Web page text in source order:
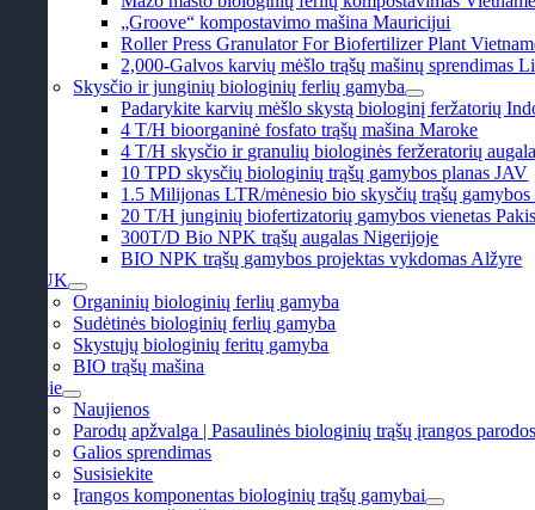
„Groove“ kompostavimo mašina Mauricijui
Roller Press Granulator For Biofertilizer Plant
2,000-Galvos karvių mėšlo trąšų mašinų sprendimas
Skysčio ir junginių biologinių ferlių gamyba
Padarykite karvių mėšlo skystą biologinį feržatorių
4 T/H bioorganinė fosfato trąšų mašina Maroke
4 T/H skysčio ir granulių biologinės feržeratorių
10 TPD skysčių biologinių trąšų gamybos planas JAV
1.5 Milijonas LTR/mėnesio bio skysčių trąšų
20 T/H junginių biofertizatorių gamybos vienetas
300T/D Bio NPK trąšų augalas Nigerijoje
BIO NPK trąšų gamybos projektas vykdomas Alžyre
DUK
Organinių biologinių ferlių gamyba
Sudėtinės biologinių ferlių gamyba
Skystųjų biologinių feritų gamyba
BIO trąšų mašina
Apie
Naujienos
Parodų apžvalga | Pasaulinės biologinių trąšų įrangos parodos
Galios sprendimas
Susisiekite
Įrangos komponentas biologinių trąšų gamybai